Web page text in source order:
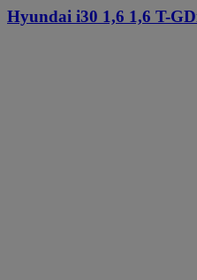
Hyundai i30 1,6 1,6 T-